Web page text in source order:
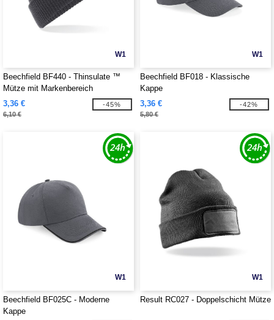
W1
Beechfield BF440 - Thinsulate ™
Mütze mit Markenbereich
3,36 €
6,10 €
-45%
W1
Beechfield BF018 - Klassische
Kappe
3,36 €
5,80 €
-42%
W1
Beechfield BF025C - Moderne
Kappe
W1
Result RC027 - Doppelschicht Mütze